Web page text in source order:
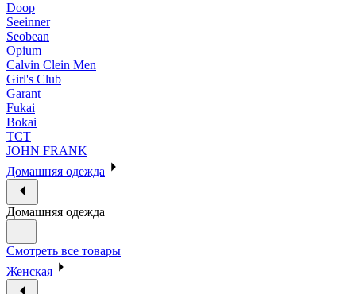
Doop
Seeinner
Seobean
Opium
Calvin Clein Men
Girl's Club
Garant
Fukai
Bokai
ТСТ
JOHN FRANK
Домашняя одежда
Домашняя одежда
Смотреть все товары
Женская